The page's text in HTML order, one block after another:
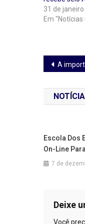
31 de
Em
de
Post
A importância de produtos
Escola Dos
On-Line
7 de
Deixe
Você